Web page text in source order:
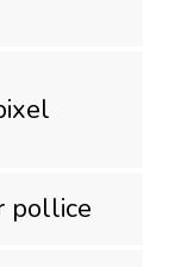
pollice